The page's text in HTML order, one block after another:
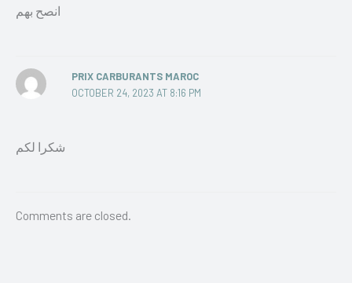
انصح بهم
PRIX CARBURANTS MAROC
OCTOBER 24, 2023 AT 8:16 PM
شكرا لكم
Comments are closed.